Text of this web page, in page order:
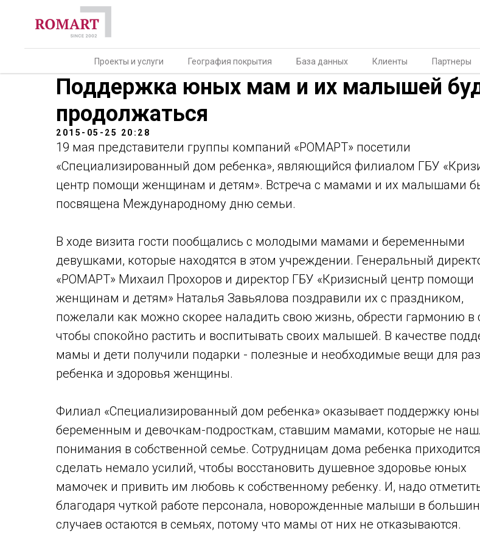
Проекты и услуги География покрытия База данных Клиенты Партнеры
Поддержка юных мам и их малышей
продолжаться
2015-05-25 20:28
19 мая представители группы компаний «РОМАРТ» посетили
«Специализированный дом ребенка», являющийся филиалом ГБУ
центр помощи женщинам и детям». Встреча с мамами и их малышами
посвящена Международному дню семьи.
В ходе визита гости пообщались с молодыми мамами и беременными
девушками, которые находятся в этом учреждении. Генеральный
«РОМАРТ» Михаил Прохоров и директор ГБУ «Кризисный центр помощи
женщинам и детям» Наталья Завьялова поздравили их с праздником,
пожелали как можно скорее наладить свою жизнь, обрести гармонию в
чтобы спокойно растить и воспитывать своих малышей. В качестве
мамы и дети получили подарки - полезные и необходимые вещи для
ребенка и здоровья женщины.
Филиал «Специализированный дом ребенка» оказывает поддержку
беременным и девочкам-подросткам, ставшим мамами, которые не
понимания в собственной семье. Сотрудницам дома ребенка приходится
сделать немало усилий, чтобы восстановить душевное здоровье юных
мамочек и привить им любовь к собственному ребенку. И, надо
благодаря чуткой работе персонала, новорожденные малыши в
случаев остаются в семьях, потому что мамы от них не отказываются.